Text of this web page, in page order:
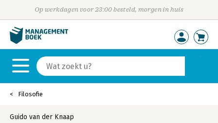
Op werkdagen voor 23:00 besteld, morgen in huis
Filosofie
Guido van der Knaap